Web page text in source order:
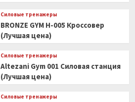
Силовые тренажеры
BRONZE GYM H-005 Кроссовер
(Лучшая цена)
Силовые тренажеры
Altezani Gym 001 Силовая станция
(Лучшая цена)
Силовые тренажеры